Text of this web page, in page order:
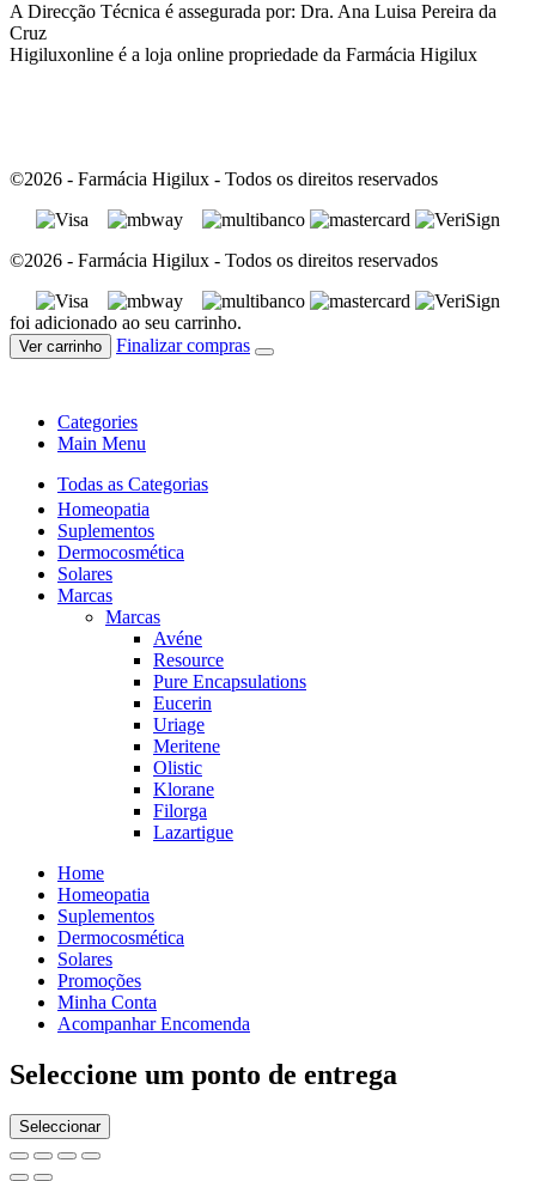
A Direcção Técnica é assegurada por: Dra. Ana Luisa Pereira da
Cruz
Higiluxonline é a loja online propriedade da Farmácia Higilux
©2026 - Farmácia Higilux - Todos os direitos reservados
©2026 - Farmácia Higilux - Todos os direitos reservados
foi adicionado ao seu carrinho.
Ver carrinho Finalizar compras
Categories
Main Menu
Todas as Categorias
Homeopatia
Suplementos
Dermocosmética
Solares
Marcas
Marcas
Avéne
Resource
Pure Encapsulations
Eucerin
Uriage
Meritene
Olistic
Klorane
Filorga
Lazartigue
Home
Homeopatia
Suplementos
Dermocosmética
Solares
Promoções
Minha Conta
Acompanhar Encomenda
Seleccione um ponto de entrega
Seleccionar